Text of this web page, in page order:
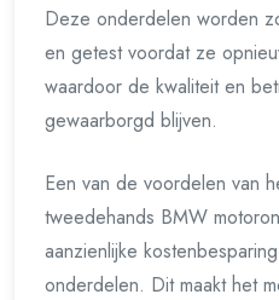
Deze onderdelen worden
en getest voordat ze
waardoor de kwaliteit en
gewaarborgd blijven.
Een van de voordelen van
tweedehands BMW
aanzienlijke
onderdelen. Dit maakt het